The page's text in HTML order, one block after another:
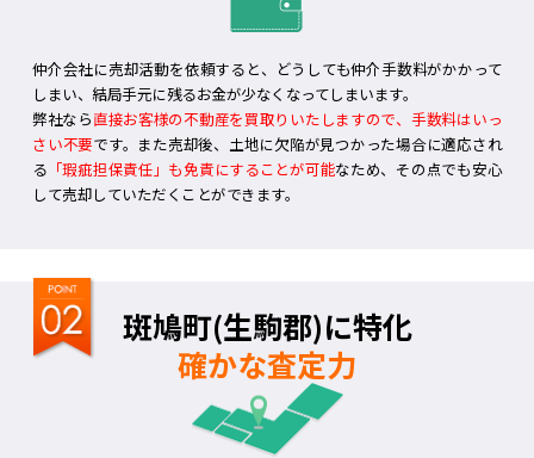
仲介会社に売却活動を依頼すると、どうしても仲介手数料がかかって
しまい、結局手元に残るお金が少なくなってしまいます。
弊社なら直接お客様の不動産を買取りいたしますので、手数料はいっ
さい不要です。また売却後、土地に欠陥が見つかった場合に適応され
る 「瑕疵担保責任」も免責にすることが可能なため、その点でも安心
して売却していただくことができます。
斑鳩町(生駒郡)に特化
確かな査定力